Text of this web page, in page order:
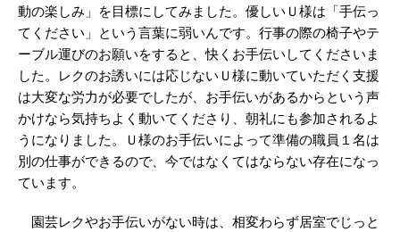
動の楽しみ」を目標にしてみました。優しいＵ様は「手伝っ
てください」という言葉に弱いんです。行事の際の椅子やテ
ーブル運びのお願いをすると、快くお手伝いしてくださいま
した。レクのお誘いには応じないＵ様に動いていただく支援
は大変な労力が必要でしたが、お手伝いがあるからという声
かけなら気持ちよく動いてくださり、朝礼にも参加されるよ
うになりました。Ｕ様のお手伝いによって準備の職員１名は
別の仕事ができるので、今ではなくてはならない存在になっ
ています。
園芸レクやお手伝いがない時は、相変わらず居室でじっと